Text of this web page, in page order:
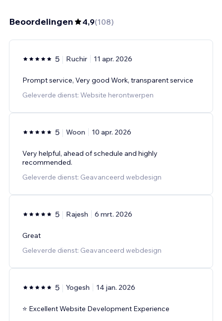
Beoordelingen 4,9(108)
5 Ruchir 11 apr. 2026
Prompt service, Very good Work, transparent service
Geleverde dienst: Website herontwerpen
5 Woon 10 apr. 2026
Very helpful, ahead of schedule and highly
recommended.
Geleverde dienst: Geavanceerd webdesign
5 Rajesh 6 mrt. 2026
Great
Geleverde dienst: Geavanceerd webdesign
5 Yogesh 14 jan. 2026
⭐ Excellent Website Development Experience